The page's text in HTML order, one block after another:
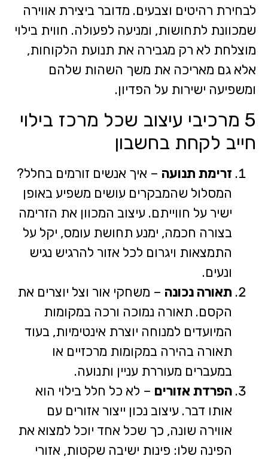
לבחירת רהיטים וצבעים. מדובר ביצירת אווירה
שמכוונת לתחושות, ומניעה לפעולה. חווית בילוי
מוצלחת לא רק מגבירה את תנועת הלקוחות,
אלא גם מאריכה את משך השהות שלהם
ומשפיעה ישירות על הפדיון.
5 מרכיבי עיצוב שכל מרכז בילוי
חייב לקחת בחשבון
זרימת תנועה – איך אנשים זורמים בחלל?
המסלול שהמבקרים עושים משפיע באופן
ישיר על חווייתם. עיצוב המכוון את הזרימה
בצורה חכמה, ימנע תחושת עומס, יקל על
התמצאות ויגרום לכל אזור להרגיש נגיש
ונעים.
תאורה נכונה – משחקי אור וצל יוצרים את
הקסם. תאורה נמוכה ורכה במקומות
המיועדים למנוחה יוצרת אינטימיות, בעוד
תאורה בהירה במקומות מרכזיים או
במעברים מעוררת עניין ותנועה.
הפרדת אזורים – לא כל חלל בילוי הוא
אותו דבר. עיצוב נכון ייצור אזורים עם
אווירה שונה, כך שכל אחד יוכל למצוא את
הפינה שלו: פינות ישיבה שקטות, אזורי